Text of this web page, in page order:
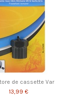
de cassette Var
13,99 €